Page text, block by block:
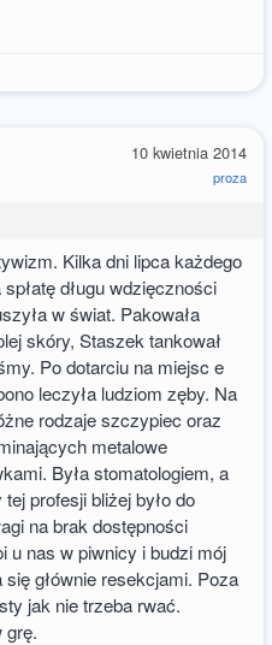
10 kwietnia 2014
proza
Kilka dni lipca każdego
długu wdzięczności
w świat. Pakowała
skóry, Staszek tankował
Po dotarciu na miejsc e
leczyła ludziom zęby. Na
rodzaje szczypiec oraz
metalowe
Była stomatologiem, a
profesji bliżej było do
na brak dostępności
u nas w piwnicy i budzi mój
głównie resekcjami. Poza
jak nie trzeba rwać.
grę.